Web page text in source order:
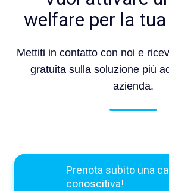
welfare per la
Mettiti in contatto con noi e
gratuita sulla soluzione più
azienda.
Prenota subito una call
conoscitiva!